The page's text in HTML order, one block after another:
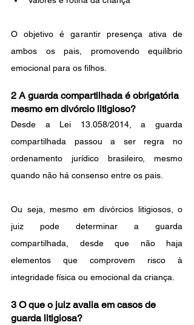
O objetivo é garantir presença ativa de
ambos os pais, promovendo equilíbrio
emocional para os filhos.
2 A guarda compartilhada é obrigatória
mesmo em divórcio litigioso?
Desde a Lei 13.058/2014, a guarda
compartilhada passou a ser regra no
ordenamento jurídico brasileiro, mesmo
quando não há consenso entre os pais.
Ou seja, mesmo em divórcios litigiosos, o
juiz pode determinar a guarda
compartilhada, desde que não haja
elementos que comprovem risco à
integridade física ou emocional da criança.
3 O que o juiz avalia em casos de
guarda litigiosa?